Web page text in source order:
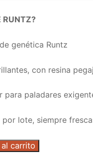
RUNTZ?
genética Runtz
con resina
para paladares
por lote, siempre
carrito